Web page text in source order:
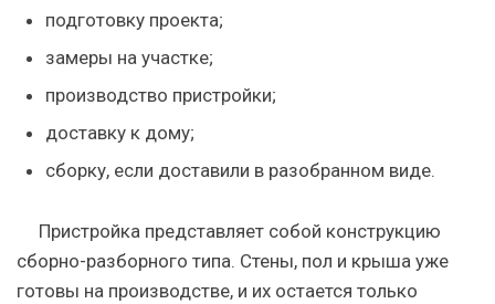
подготовку проекта;
замеры на участке;
производство пристройки;
доставку к дому;
сборку, если доставили в разобранном виде.
Пристройка представляет собой конструкцию
сборно-разборного типа. Стены, пол и крыша уже
готовы на производстве, и их остается только